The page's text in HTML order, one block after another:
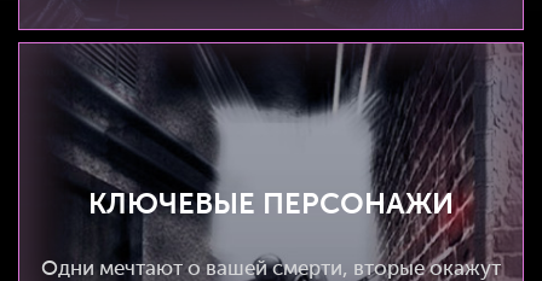
КЛЮЧЕВЫЕ ПЕРСОНАЖИ
Одни мечтают о вашей смерти, вторые окажут